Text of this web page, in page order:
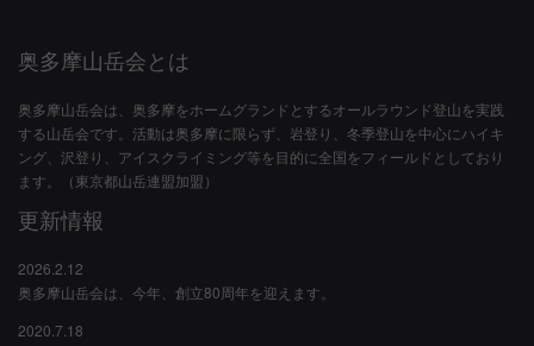
奥多摩山岳会とは
奥多摩山岳会は、奥多摩をホームグランドとするオールラウンド登山を実践
する山岳会です。活動は奥多摩に限らず、岩登り、冬季登山を中心にハイキ
ング、沢登り、アイスクライミング等を目的に全国をフィールドとしており
ます。（東京都山岳連盟加盟）
更新情報
2026.2.12
奥多摩山岳会は、今年、創立80周年を迎えます。
2020.7.18